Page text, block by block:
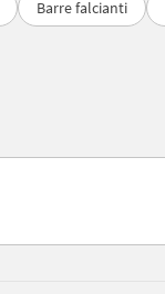
Barre falcianti